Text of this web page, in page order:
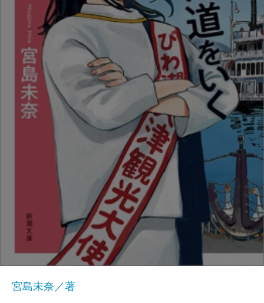
宮島未奈／著